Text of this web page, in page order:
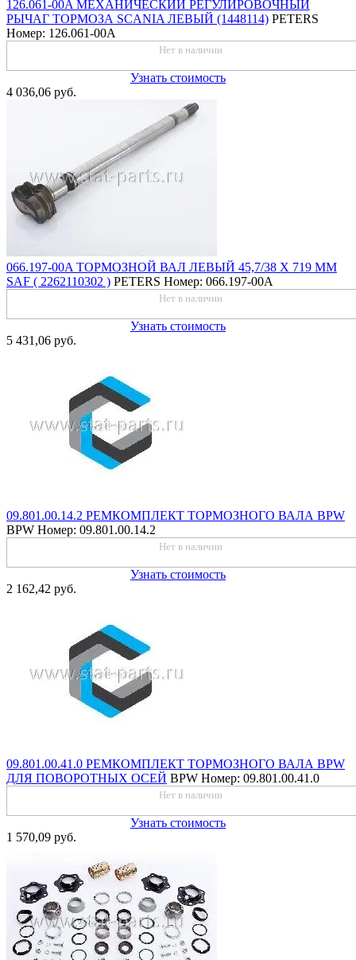
126.061-00A МЕХАНИЧЕСКИЙ РЕГУЛИРОВОЧНЫЙ
РЫЧАГ ТОРМОЗА SCANIA ЛЕВЫЙ (1448114) PETERS
Номер: 126.061-00A
Нет в наличии
Узнать стоимость
4 036,06 руб.
066.197-00A ТОРМОЗНОЙ ВАЛ ЛЕВЫЙ 45,7/38 X 719 ММ
SAF ( 2262110302 ) PETERS Номер: 066.197-00A
Нет в наличии
Узнать стоимость
5 431,06 руб.
09.801.00.14.2 РЕМКОМПЛЕКТ ТОРМОЗНОГО ВАЛА BPW
BPW Номер: 09.801.00.14.2
Нет в наличии
Узнать стоимость
2 162,42 руб.
09.801.00.41.0 РЕМКОМПЛЕКТ ТОРМОЗНОГО ВАЛА BPW
ДЛЯ ПОВОРОТНЫХ ОСЕЙ BPW Номер: 09.801.00.41.0
Нет в наличии
Узнать стоимость
1 570,09 руб.